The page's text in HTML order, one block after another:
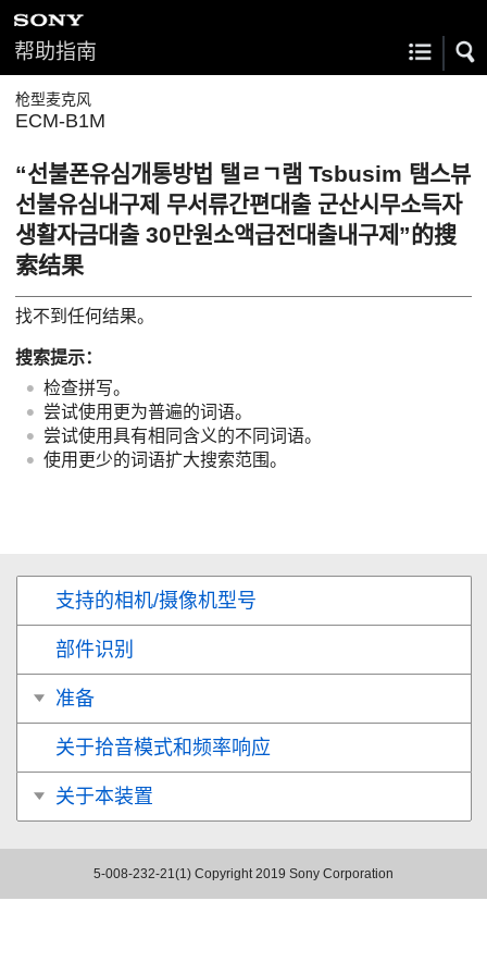
帮助指南
枪型麦克风
ECM-B1M
“선불폰유심개통방법 탤ㄹㄱ램 Tsbusim 탬스뷰
선불유심내구제 무서류간편대출 군산시무소득자
생활자금대출 30만원소액급전대출내구제”的搜
索结果
找不到任何结果。
搜索提示：
检查拼写。
尝试使用更为普遍的词语。
尝试使用具有相同含义的不同词语。
使用更少的词语扩大搜索范围。
支持的相机/摄像机型号
部件识别
准备
关于拾音模式和频率响应
关于本装置
5-008-232-21(1) Copyright 2019 Sony Corporation